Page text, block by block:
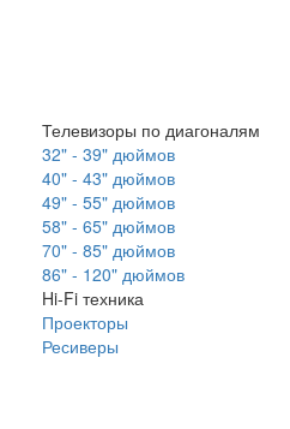
Телевизоры по диагоналям
32" - 39" дюймов
40" - 43" дюймов
49" - 55" дюймов
58" - 65" дюймов
70" - 85" дюймов
86" - 120" дюймов
Hi-Fi техника
Проекторы
Ресиверы